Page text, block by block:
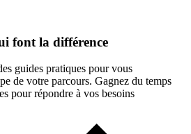
font la différence
guides pratiques pour vous
de votre parcours. Gagnez du temps
pour répondre à vos besoins